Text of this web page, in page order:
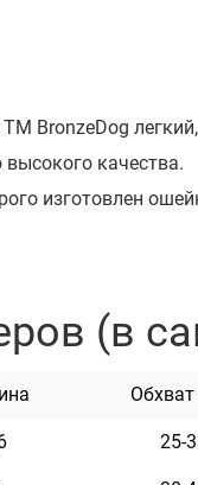
BronzeDog
качества.
изготовлен
и не боится
(в
25-